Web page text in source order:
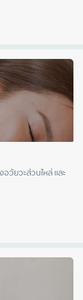
วัยวะส่วนไหล่ และ